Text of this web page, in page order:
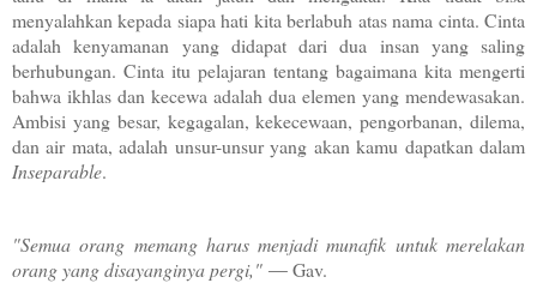
menyalahkan kepada siapa hati kita berlabuh atas nama cinta. Cinta
adalah kenyamanan yang didapat dari dua insan yang saling
berhubungan. Cinta itu pelajaran tentang bagaimana kita mengerti
bahwa ikhlas dan kecewa adalah dua elemen yang mendewasakan.
Ambisi yang besar, kegagalan, kekecewaan, pengorbanan, dilema,
dan air mata, adalah unsur-unsur yang akan kamu dapatkan dalam
Inseparable.
"Semua orang memang harus menjadi munafik untuk merelakan
orang yang disayanginya pergi," ― Gav.